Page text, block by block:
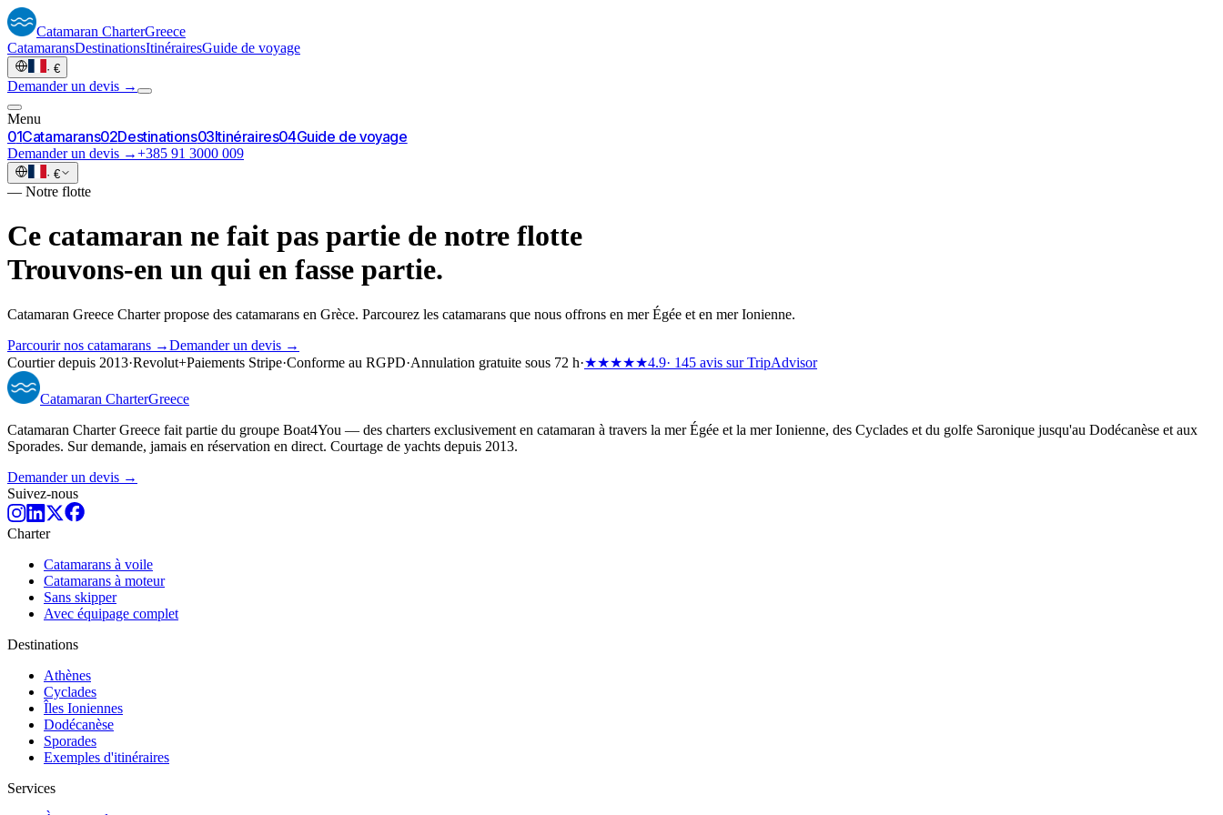
Catamaran CharterGreece
CatamaransDestinationsItinérairesGuide de voyage
· €
Demander un devis →
Menu
01Catamarans02Destinations03Itinéraires04Guide de voyage
Demander un devis →+385 91 3000 009
· €
— Notre flotte
Ce catamaran ne fait pas partie de notre flotte
Trouvons-en un qui en fasse partie.
Catamaran Greece Charter propose des catamarans en Grèce. Parcourez les catamarans que nous offrons en mer Égée et en mer Ionienne.
Parcourir nos catamarans →Demander un devis →
Courtier depuis 2013·Revolut+Paiements Stripe·Conforme au RGPD·Annulation gratuite sous 72 h·★★★★★4.9· 145 avis sur TripAdvisor
Catamaran CharterGreece
Catamaran Charter Greece fait partie du groupe Boat4You — des charters exclusivement en catamaran à travers la mer Égée et la mer Ionienne, des Cyclades et du golfe Saronique jusqu'au Dodécanèse et aux
Sporades. Sur demande, jamais en réservation en direct. Courtage de yachts depuis 2013.
Demander un devis →
Suivez-nous
Charter
Catamarans à voile
Catamarans à moteur
Sans skipper
Avec équipage complet
Destinations
Athènes
Cyclades
Îles Ioniennes
Dodécanèse
Sporades
Exemples d'itinéraires
Services